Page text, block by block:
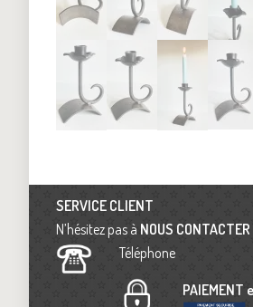
SERVICE CLIENT
N’hésitez pas à NOUS CONTACTER
Téléphone
PAIEMENT